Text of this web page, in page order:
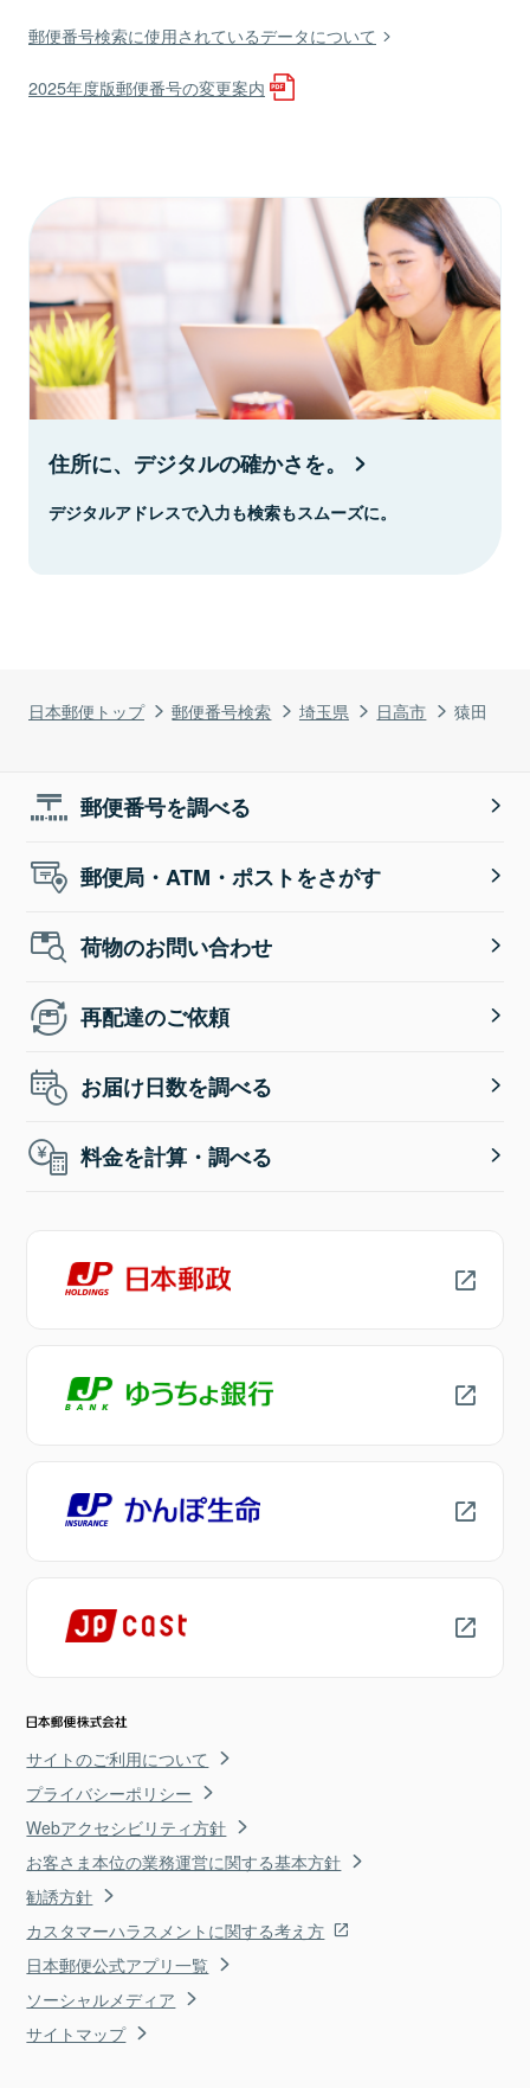
日本郵便トップ 郵便番号検索 埼玉県 日高市 猿田
郵便番号検索に使用されているデータについて
2025年度版郵便番号の変更案内
住所に、デジタルの確かさを。
デジタルアドレスで入力も検索もスムーズに。
郵便番号を調べる
郵便局・ATM・ポストをさがす
荷物のお問い合わせ
再配達のご依頼
お届け日数を調べる
料金を計算・調べる
サイトのご利用について
プライバシーポリシー
Webアクセシビリティ方針
お客さま本位の業務運営に関する基本方針
勧誘方針
カスタマーハラスメントに関する考え方
日本郵便公式アプリ一覧
ソーシャルメディア
サイトマップ